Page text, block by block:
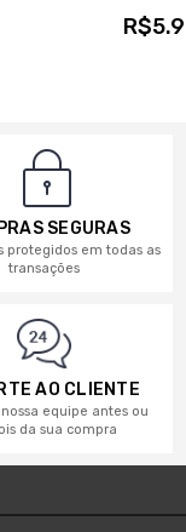
SEGURAS
protegidos em todas as
transações
AO CLIENTE
equipe antes ou
da sua compra